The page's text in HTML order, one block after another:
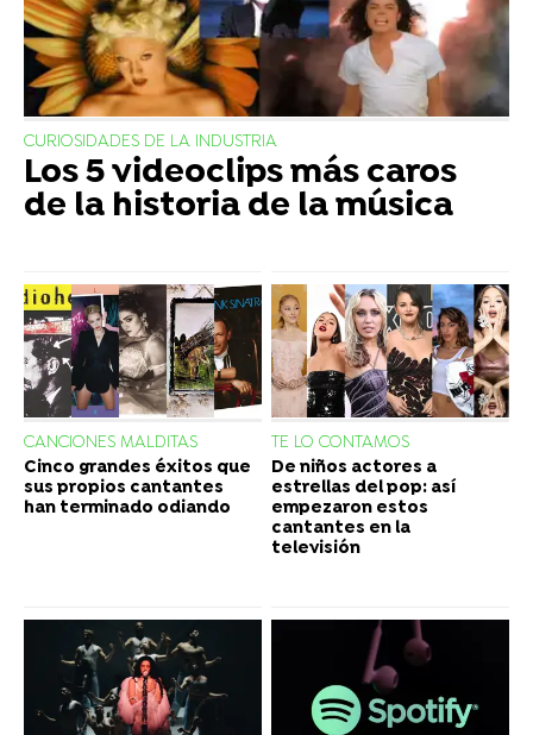
CURIOSIDADES DE LA INDUSTRIA
Los 5 videoclips más caros
de la historia de la música
CANCIONES MALDITAS
Cinco grandes éxitos que
sus propios cantantes
han terminado odiando
TE LO CONTAMOS
De niños actores a
estrellas del pop: así
empezaron estos
cantantes en la
televisión